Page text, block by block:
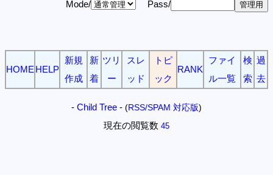
Mode/ Pass/
HOME HELP
新規
作成
新
着
ツリ
ー
スレ
ッド
トピ
ック
RANK
ファイ
ル一覧
検
索
過
去
- Child Tree - (RSS/SPAM 対応版)
現在の閲覧数 45